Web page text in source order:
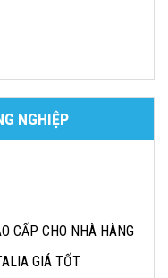
NGHIỆP
CẤP CHO NHÀ HÀNG
GIÁ TỐT